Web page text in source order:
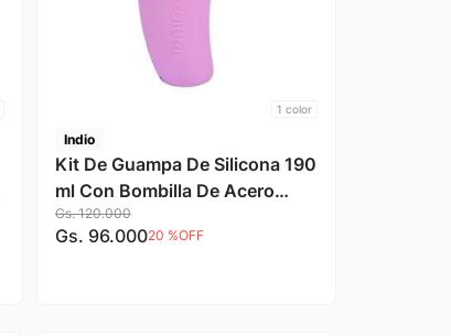
1 color
Indio
Kit De Guampa De Silicona 190
ml Con Bombilla De Acero
Inoxidable Color Rosa Indio
Gs. 120.000
Gs. 96.00020 %OFF